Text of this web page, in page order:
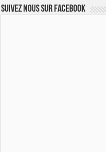
Suivez nous sur Facebook